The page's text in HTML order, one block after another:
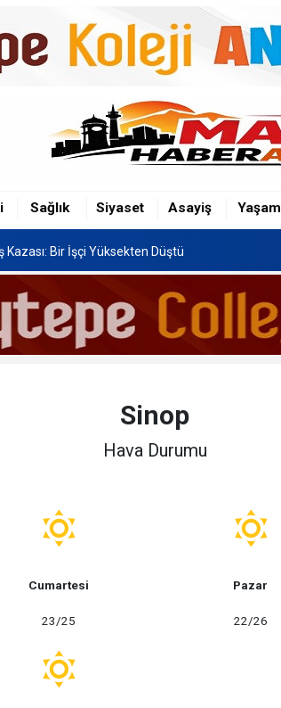
Sağlık Siyaset Asayiş Yaşam
Bir İşçi Yüksekten Düştü
8-16 Ağustos'ta Yapılacak
Bir İşçi Yüksekten Düştü
TOKİ Konutlarına Çarptı
Sinop
Hava Durumu
Cumartesi
23/25
Pazar
22/26